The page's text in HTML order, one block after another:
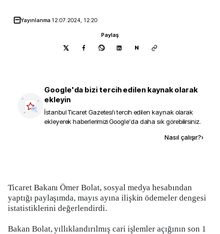
Yayınlanma 12.07.2024, 12:20
Paylaş
N
Google'da bizi tercih edilen kaynak olarak
ekleyin
İstanbul Ticaret Gazetesi'i tercih edilen kaynak olarak
ekleyerek haberlerimizi Google'da daha sık görebilirsiniz.
Nasıl çalışır?›
Ticaret Bakanı Ömer Bolat, sosyal medya hesabından
yaptığı paylaşımda, mayıs ayına ilişkin ödemeler dengesi
istatistiklerini değerlendirdi.
Bakan Bolat, yıllıklandırılmış cari işlemler açığının son 1